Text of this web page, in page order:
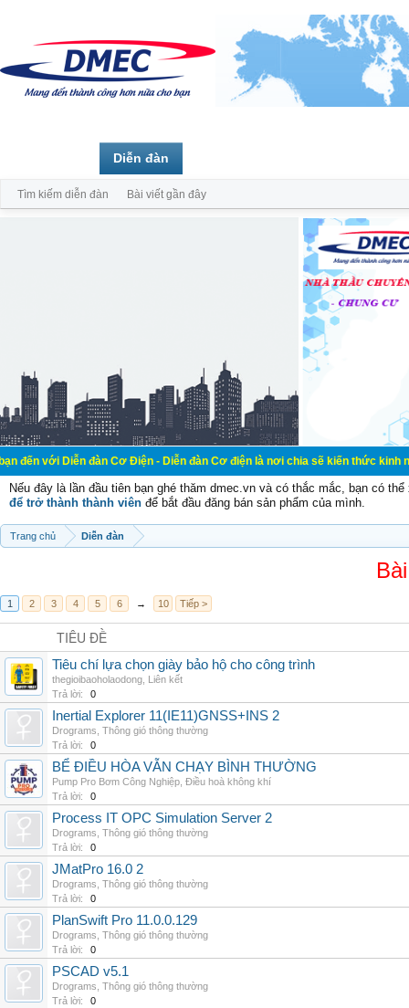
Diễn đàn Cơ Điện - Diễn đàn Cơ điện là nơi chia sẽ kiến thức kinh
Nếu đây là lần đầu tiên bạn ghé thăm dmec.vn và có thắc mắc, bạn có
để trở thành thành viên để bắt đầu đăng bán sản phẩm của mình.
Trang chủ Diễn đàn
1 2 3 4 5 6 → 10 Tiếp >
TIÊU ĐỀ
Tiêu chí lựa chọn giày bảo hộ cho công trình
thegioibaoholaodong Liên kết
Trả lời:
0
Inertial Explorer 11(IE11)GNSS+INS 2
Drograms Thông gió thông thường
Trả lời:
0
BỂ ĐIỀU HÒA VẪN CHẠY BÌNH THƯỜNG
Pump Pro Bơm Công Nghiệp Điều hoà không khí
Trả lời:
0
Process IT OPC Simulation Server 2
Drograms Thông gió thông thường
Trả lời:
0
JMatPro 16.0 2
Drograms Thông gió thông thường
Trả lời:
0
PlanSwift Pro 11.0.0.129
Drograms Thông gió thông thường
Trả lời:
0
PSCAD v5.1
Drograms Thông gió thông thường
Trả lời:
0
Diễn đàn
Tìm kiếm diễn đàn Bài viết gần đây